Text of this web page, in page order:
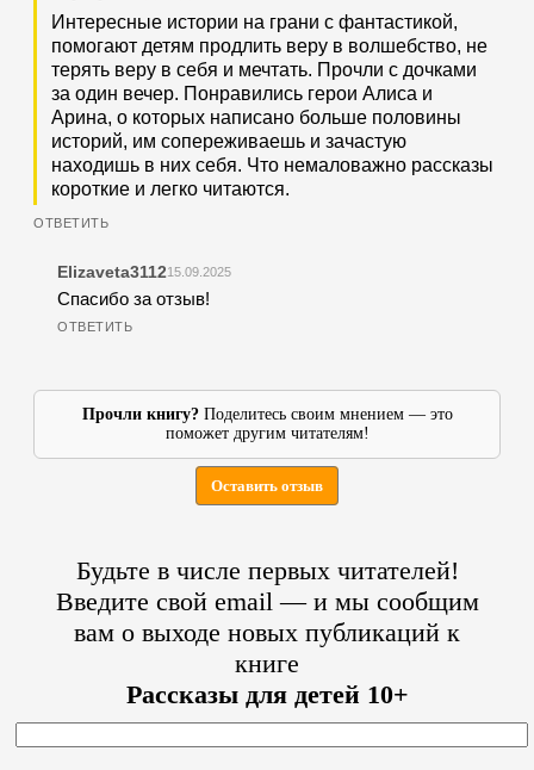
Интересные истории на грани с фантастикой,
помогают детям продлить веру в волшебство, не
терять веру в себя и мечтать. Прочли с дочками
за один вечер. Понравились герои Алиса и
Арина, о которых написано больше половины
историй, им сопереживаешь и зачастую
находишь в них себя. Что немаловажно рассказы
короткие и легко читаются.
Elizaveta311215.09.2025
Спасибо за отзыв!
Прочли книгу?Поделитесь своим мнением — это
поможет другим читателям!
Оставить отзыв
Будьте в числе первых читателей!
Введите свой email — и мы сообщим
вам о выходе новых публикаций к
книге
Рассказы для детей 10+